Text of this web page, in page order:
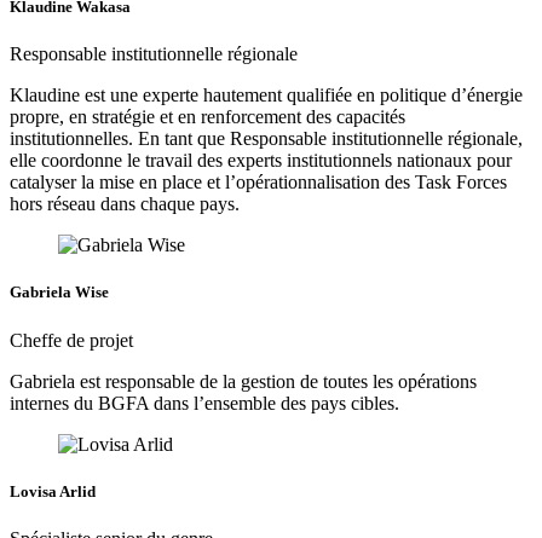
Klaudine Wakasa
Responsable institutionnelle régionale
Klaudine est une experte hautement qualifiée en politique d’énergie
propre, en stratégie et en renforcement des capacités
institutionnelles. En tant que Responsable institutionnelle régionale,
elle coordonne le travail des experts institutionnels nationaux pour
catalyser la mise en place et l’opérationnalisation des Task Forces
hors réseau dans chaque pays.
Gabriela Wise
Cheffe de projet
Gabriela est responsable de la gestion de toutes les opérations
internes du BGFA dans l’ensemble des pays cibles.
Lovisa Arlid